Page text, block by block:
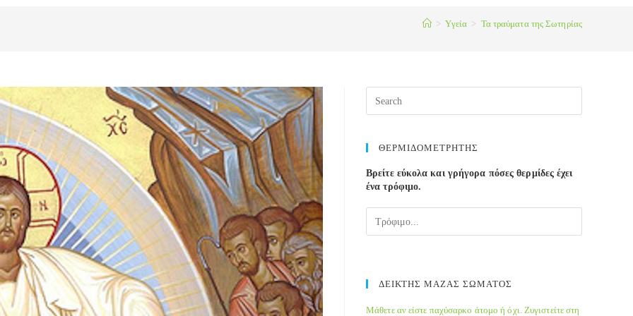
> Yγεία > Τα τραύματα της Σωτηρίας
ΘΕΡΜΙΔΟΜΕΤΡΗΤΗΣ
Βρείτε εύκολα και γρήγορα πόσες θερμίδες έχει
ένα τρόφιμο.
ΔΕΙΚΤΗΣ ΜΑΖΑΣ ΣΩΜΑΤΟΣ
Μάθετε αν είστε παχύσαρκο άτομο ή όχι. Ζυγιστείτε στη